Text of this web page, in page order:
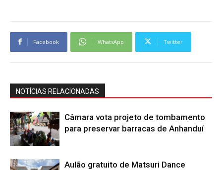
Facebook WhatsApp Twitter
NOTÍCIAS RELACIONADAS
Câmara vota projeto de tombamento
para preservar barracas de Anhanduí
Aulão gratuito de Matsuri Dance